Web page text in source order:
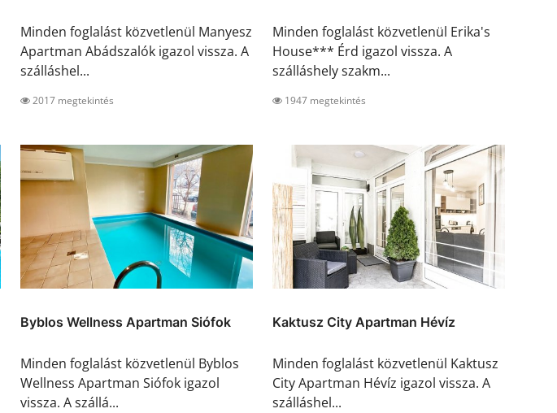
Minden foglalást közvetlenül Manyesz
Apartman Abádszalók igazol vissza. A
szálláshel...
2017 megtekintés
Minden foglalást közvetlenül Erika's
House*** Érd igazol vissza. A
szálláshely szakm...
1947 megtekintés
Byblos Wellness Apartman Siófok
Minden foglalást közvetlenül Byblos
Wellness Apartman Siófok igazol
vissza. A szállá...
Kaktusz City Apartman Hévíz
Minden foglalást közvetlenül Kaktusz
City Apartman Hévíz igazol vissza. A
szálláshel...